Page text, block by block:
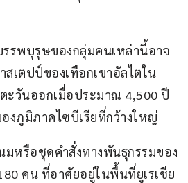
รพบุรุษของกลุ่มคนเหล่านี้อาจ
เตปป์ของเทือกเขาอัลไตใน
ตะวันออกเมื่อประมาณ 4,500 ปี
งภูมิภาคไซบีเรียที่กว้างใหญ่
มหรือชุดคำสั่งทางพันธุกรรมของ
คน ที่อาศัยอยู่ในพื้นที่ยูเรเชีย